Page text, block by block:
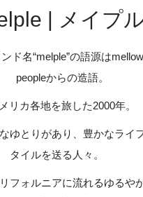
| メイプ
ド名“melple”の語源はmellow
peopleからの造語。
リカ各地を旅した2000年。
ゆとりがあり、豊かなライ
タイルを送る人々。
フォルニアに流れるゆるや